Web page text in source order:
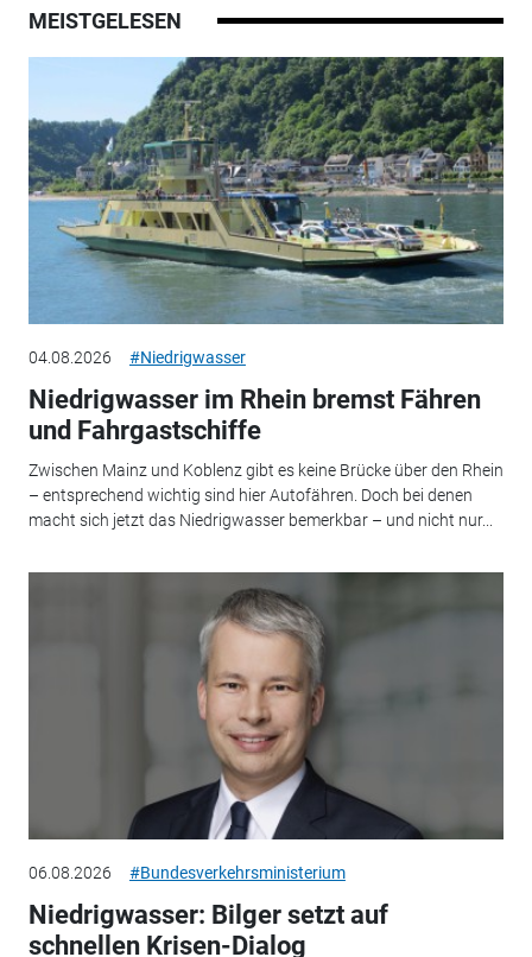
MEISTGELESEN
04.08.2026 #Niedrigwasser
Niedrigwasser im Rhein bremst Fähren
und Fahrgastschiffe
Zwischen Mainz und Koblenz gibt es keine Brücke über den Rhein
– entsprechend wichtig sind hier Autofähren. Doch bei denen
macht sich jetzt das Niedrigwasser bemerkbar – und nicht nur...
06.08.2026 #Bundesverkehrsministerium
Niedrigwasser: Bilger setzt auf
schnellen Krisen-Dialog